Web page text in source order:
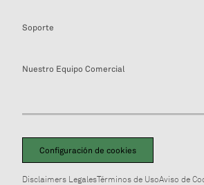
Soporte
Nuestro Equipo Comercial
Configuración de cookies
Disclaimers LegalesTérminos de UsoAviso de